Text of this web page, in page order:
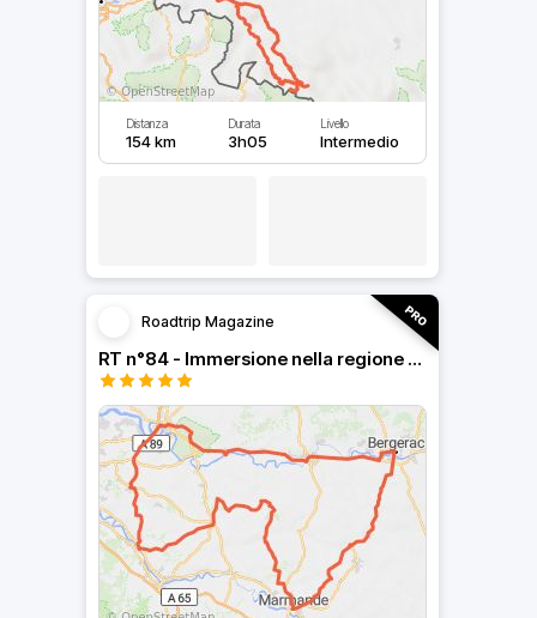
Distanza
154 km
Durata
3h05
Livello
Intermedio
Roadtrip Magazine
RT n°84 - Immersione nella regione di Bordeaux